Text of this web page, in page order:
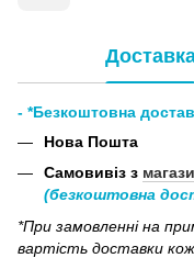
- *Безкоштовна
Нова Пошта
Самовивіз з
(безкоштовна
*При замовленні на
вартість доставки